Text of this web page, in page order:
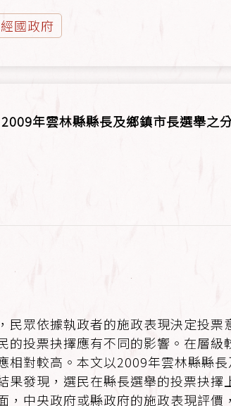
國政府
年雲林縣縣長及鄉鎮市長選舉之
眾依據執政者的施政表現決定投
投票抉擇應有不同的影響。在層
對較高。本文以2009年雲林縣縣
發現，選民在縣長選舉的投票抉
中央政府或縣政府的施政表現評